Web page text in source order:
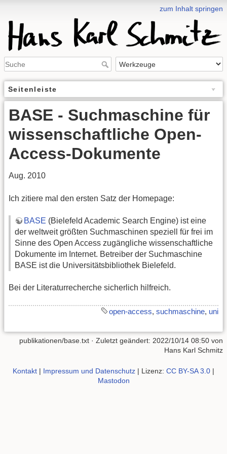
zum Inhalt springen
Seitenleiste
BASE - Suchmaschine für
wissenschaftliche Open-
Access-Dokumente
Aug. 2010
Ich zitiere mal den ersten Satz der Homepage:
BASE (Bielefeld Academic Search Engine) ist eine
der weltweit größten Suchmaschinen speziell für frei im
Sinne des Open Access zugängliche wissenschaftliche
Dokumente im Internet. Betreiber der Suchmaschine
BASE ist die Universitätsbibliothek Bielefeld.
Bei der Literaturrecherche sicherlich hilfreich.
open-access, suchmaschine, uni
publikationen/base.txt · Zuletzt geändert: 2022/10/14 08:50 von
Hans Karl Schmitz
Kontakt | Impressum und Datenschutz | Lizenz: CC BY-SA 3.0 |
Mastodon